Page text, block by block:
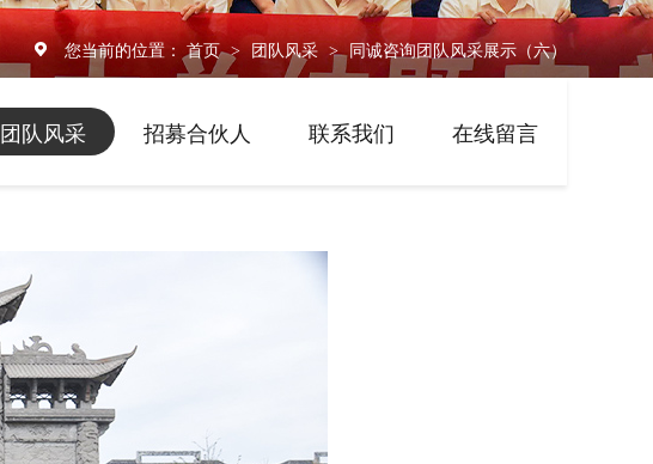
您当前的位置： 首页 > 团队风采 > 同诚咨询团队风采展示（六）
团队风采 招募合伙人 联系我们 在线留言